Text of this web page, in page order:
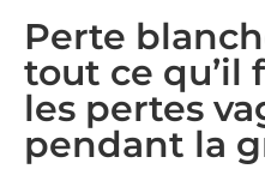
Perte
tout ce qu’il
les pertes
pendant la